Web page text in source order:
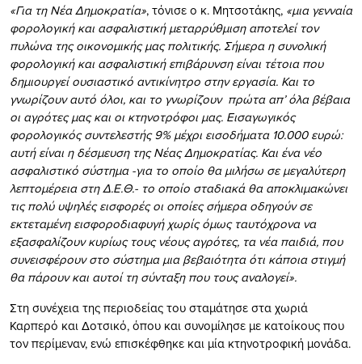
«Για τη Νέα Δημοκρατία», τόνισε ο κ. Μητσοτάκης, «μια γενναία
φορολογική και ασφαλιστική μεταρρύθμιση αποτελεί τον
πυλώνα της οικονομικής μας πολιτικής. Σήμερα η συνολική
φορολογική και ασφαλιστική επιβάρυνση είναι τέτοια που
δημιουργεί ουσιαστικό αντικίνητρο στην εργασία. Και το
γνωρίζουν αυτό όλοι, και το γνωρίζουν πρώτα απ’ όλα βέβαια
οι αγρότες μας και οι κτηνοτρόφοι μας. Εισαγωγικός
φορολογικός συντελεστής 9% μέχρι εισοδήματα 10.000 ευρώ:
αυτή είναι η δέσμευση της Νέας Δημοκρατίας. Και ένα νέο
ασφαλιστικό σύστημα -για το οποίο θα μιλήσω σε μεγαλύτερη
λεπτομέρεια στη Δ.Ε.Θ.- το οποίο σταδιακά θα αποκλιμακώνει
τις πολύ υψηλές εισφορές οι οποίες σήμερα οδηγούν σε
εκτεταμένη εισφοροδιαφυγή χωρίς όμως ταυτόχρονα να
εξασφαλίζουν κυρίως τους νέους αγρότες, τα νέα παιδιά, που
συνεισφέρουν στο σύστημα μια βεβαιότητα ότι κάποια στιγμή
θα πάρουν και αυτοί τη σύνταξη που τους αναλογεί».
Στη συνέχεια της περιοδείας του σταμάτησε στα χωριά
Καρπερό και Δοτσικό, όπου και συνομίλησε με κατοίκους που
τον περίμεναν, ενώ επισκέφθηκε και μία κτηνοτροφική μονάδα.